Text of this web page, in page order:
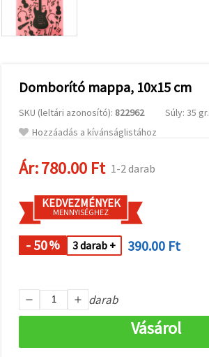
valamint
relevánsabb
tartalmat
és
beleértve
analitikai és
marketingpartnereink
segítségével
elfogadása"
gombra
az összes
sütit, vagy
Beállításokban
megadhatja
preferenciáit
kiválasztásával
"Mentés"
Domborító mappa, 10x15 cm
SKU (leltári azonosító): 822962 Súly: 35 gr.
Hozzáadás a kívánságlistához
Ár:780.00 Ft 1-2 darab
KEDVEZMÉNYEK
MENNYISÉGHEZ
- 50% 3 darab + 390.00 Ft
darab
Vásárol